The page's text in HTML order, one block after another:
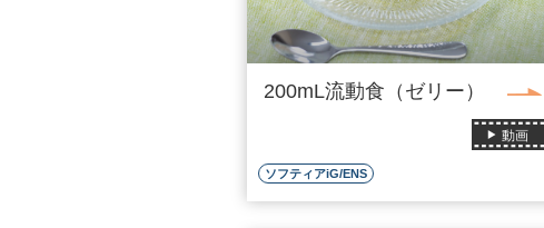
200mL流動食（ゼリー）
動画
ソフティアiG/ENS